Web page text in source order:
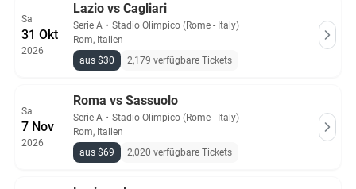
Sa
31 Okt
2026
Lazio vs Cagliari
Serie A ・ Stadio Olimpico (Rome - Italy)
Rom, Italien
aus $30
2,179 verfügbare Tickets
Sa
7 Nov
2026
Roma vs Sassuolo
Serie A ・ Stadio Olimpico (Rome - Italy)
Rom, Italien
aus $69
2,020 verfügbare Tickets